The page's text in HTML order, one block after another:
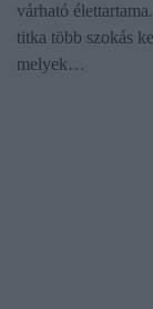
várható
titka több szokás
melyek…